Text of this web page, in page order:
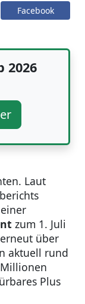
Facebook
2026
Laut
zum 1. Juli
über
aktuell rund
Plus